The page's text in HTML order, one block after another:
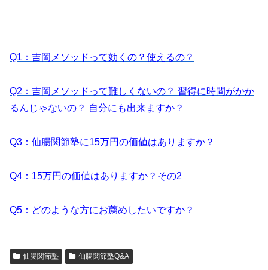
Q1 ：吉岡メソッドって効くの？使えるの？
Q2 ：吉岡メソッドって難しくないの？ 習得に時間がかか
るんじゃないの？ 自分にも出来ますか？
Q3：仙腸関節塾に15万円の価値はありますか？
Q4：15万円の価値はありますか？その2
Q5：どのような方にお薦めしたいですか？
仙腸関節塾 仙腸関節塾Q&A